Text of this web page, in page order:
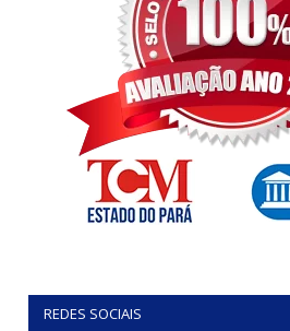
REDES SOCIAIS